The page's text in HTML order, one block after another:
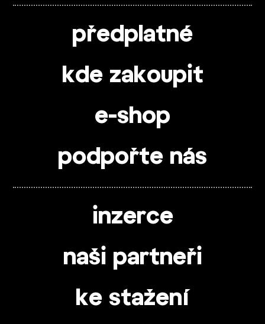
předplatné
kde zakoupit
e-shop
podpořte nás
inzerce
naši partneři
ke stažení